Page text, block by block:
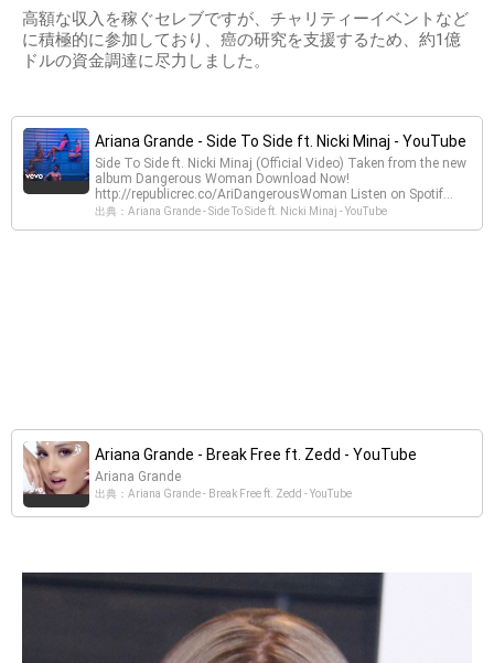
高額な収入を稼ぐセレブですが、チャリティーイベントなど
に積極的に参加しており、癌の研究を支援するため、約1億
ドルの資金調達に尽力しました。
Ariana Grande - Side To Side ft. Nicki Minaj - YouTube
Side To Side ft. Nicki Minaj (Official Video) Taken from the new
album Dangerous Woman Download Now!
http://republicrec.co/AriDangerousWoman Listen on Spotif...
出典：Ariana Grande - Side To Side ft. Nicki Minaj - YouTube
Ariana Grande - Break Free ft. Zedd - YouTube
Ariana Grande
出典：Ariana Grande - Break Free ft. Zedd - YouTube